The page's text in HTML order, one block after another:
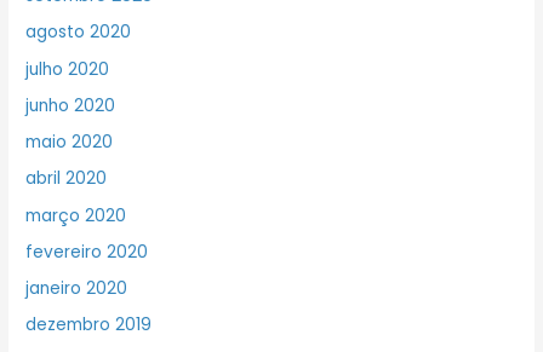
agosto 2020
julho 2020
junho 2020
maio 2020
abril 2020
março 2020
fevereiro 2020
janeiro 2020
dezembro 2019